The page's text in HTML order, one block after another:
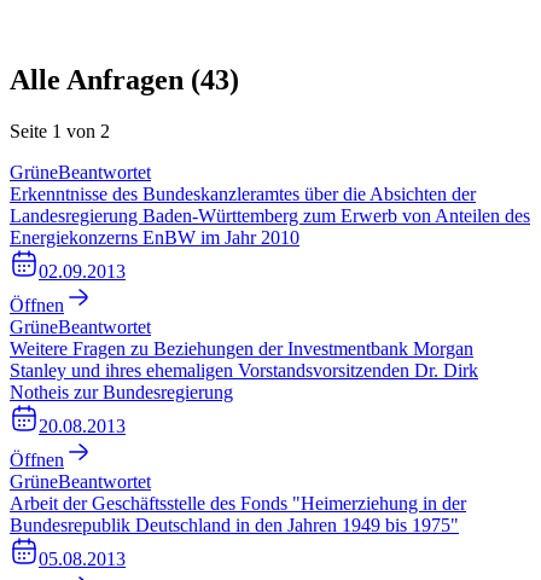
Alle Anfragen (43)
Seite 1 von 2
GrüneBeantwortet
Erkenntnisse des Bundeskanzleramtes über die Absichten der
Landesregierung Baden-Württemberg zum Erwerb von Anteilen des
Energiekonzerns EnBW im Jahr 2010
02.09.2013
Öffnen
GrüneBeantwortet
Weitere Fragen zu Beziehungen der Investmentbank Morgan
Stanley und ihres ehemaligen Vorstandsvorsitzenden Dr. Dirk
Notheis zur Bundesregierung
20.08.2013
Öffnen
GrüneBeantwortet
Arbeit der Geschäftsstelle des Fonds "Heimerziehung in der
Bundesrepublik Deutschland in den Jahren 1949 bis 1975"
05.08.2013